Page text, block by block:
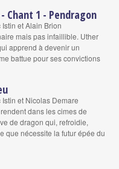
Chant 1 - Pendragon
et Alain Brion
mais pas infaillible. Uther
apprend à devenir un
battue pour ses convictions
et Nicolas Demare
dans les cimes de
de dragon qui, refroidie,
que nécessite la futur épée du